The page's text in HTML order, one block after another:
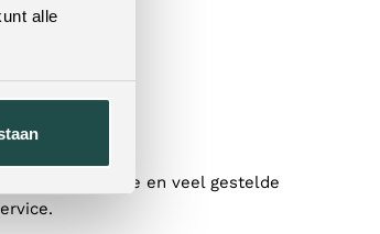
alle
informatie en veel gestelde